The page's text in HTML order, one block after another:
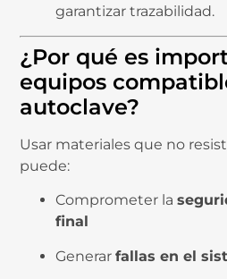
garantizar trazabilidad.
¿Por qué es
equipos
autoclave?
Usar materiales que no
puede:
Comprometer la
final
Generarfallas en el